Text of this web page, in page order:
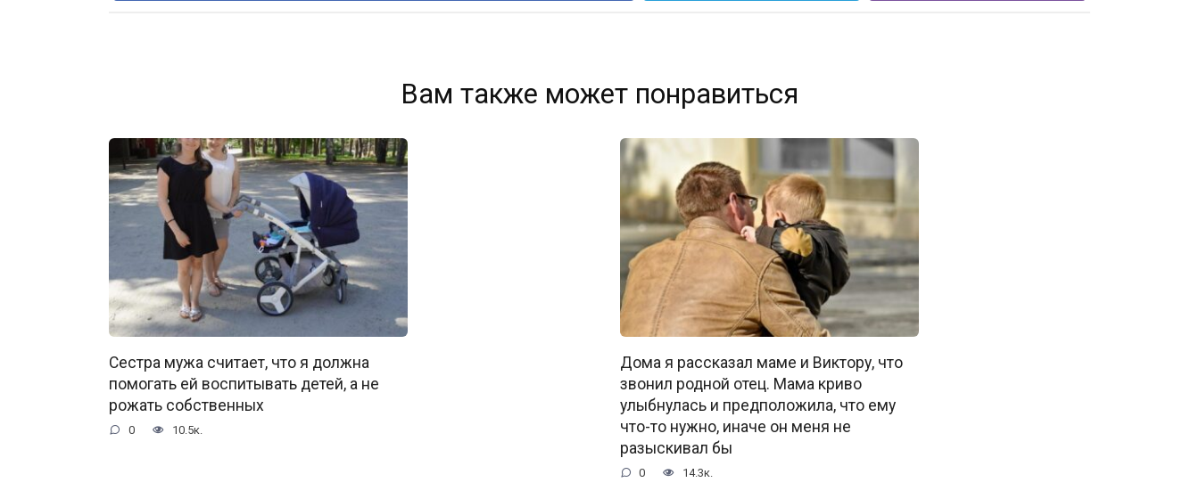
Вам также может понравиться
Сестра мужа считает, что я должна
помогать ей воспитывать детей, а не
рожать собственных
0 10.5к.
Дома я рассказал маме и Виктору, что
звонил родной отец. Мама криво
улыбнулась и предположила, что ему
что-то нужно, иначе он меня не
разыскивал бы
0 14.3к.